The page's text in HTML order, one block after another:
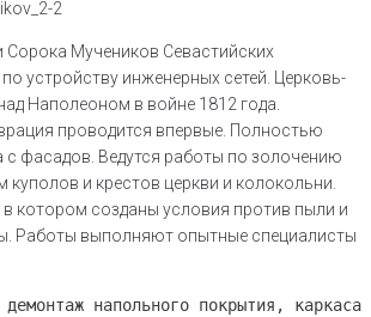
Сорока Мучеников Севастийских
устройству инженерных сетей. Церковь-
Наполеоном в войне 1812 года.
проводится впервые. Полностью
с фасадов. Ведутся работы по золочению
и крестов церкви и колокольни.
в котором созданы условия против пыли и
Работы выполняют опытные специалисты
демонтаж напольного покрытия, каркаса